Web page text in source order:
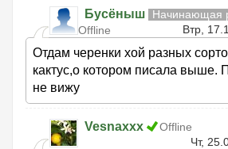
Бусёныш
Начинающая
Offline
Втр,
Отдам черенки хой разных
кактус,о котором писала выше.
не вижу
Vesnaxxx
Offline
Чт,